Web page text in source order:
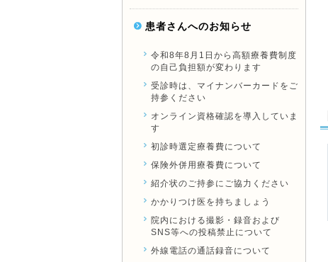
患者さんへのお知らせ
令和8年8月1日から高額療養費制度
の自己負担額が変わります
受診時は、マイナンバーカードをご
持参ください
オンライン資格確認を導入していま
す
初診時選定療養費について
保険外併用療養費について
紹介状のご持参にご協力ください
かかりつけ医を持ちましょう
院内における撮影・録音および
SNS等への投稿禁止について
外線電話の通話録音について